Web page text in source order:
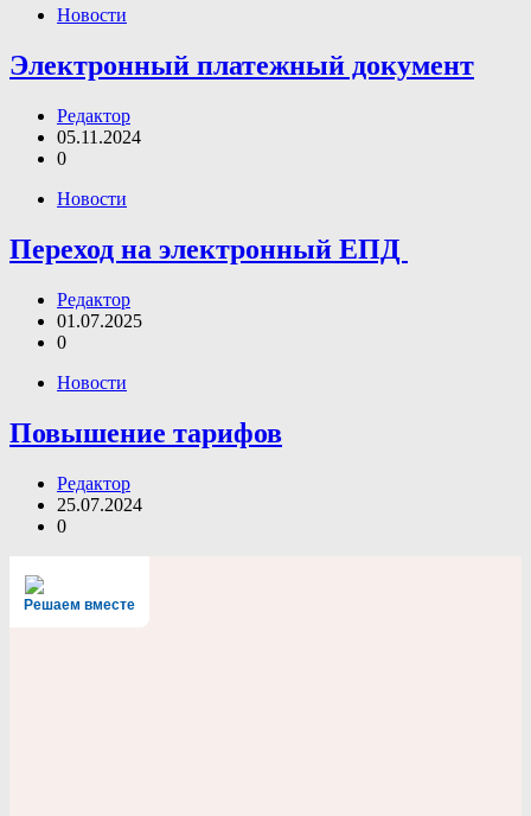
Новости
Электронный платежный документ
Редактор
05.11.2024
0
Новости
Переход на электронный ЕПД
Редактор
01.07.2025
0
Новости
Повышение тарифов
Редактор
25.07.2024
0
Решаем вместе